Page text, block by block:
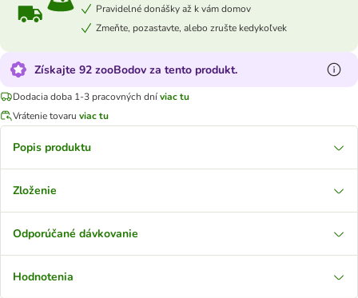
Pravidelné donášky až k vám domov
Zmeňte, pozastavte, alebo zrušte kedykoľvek
Získajte 92 zooBodov za tento produkt.
Dodacia doba 1-3 pracovných dníviac tu
Vrátenie tovaru viac tu
Popis produktu
Zloženie
Odporúčané dávkovanie
Hodnotenia